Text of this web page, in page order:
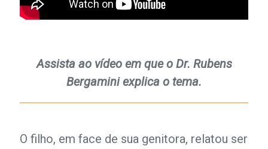
Assista ao vídeo em que o Dr. Rubens
Bergamini explica o tema.
O filho, em face de sua genitora, relatou ser